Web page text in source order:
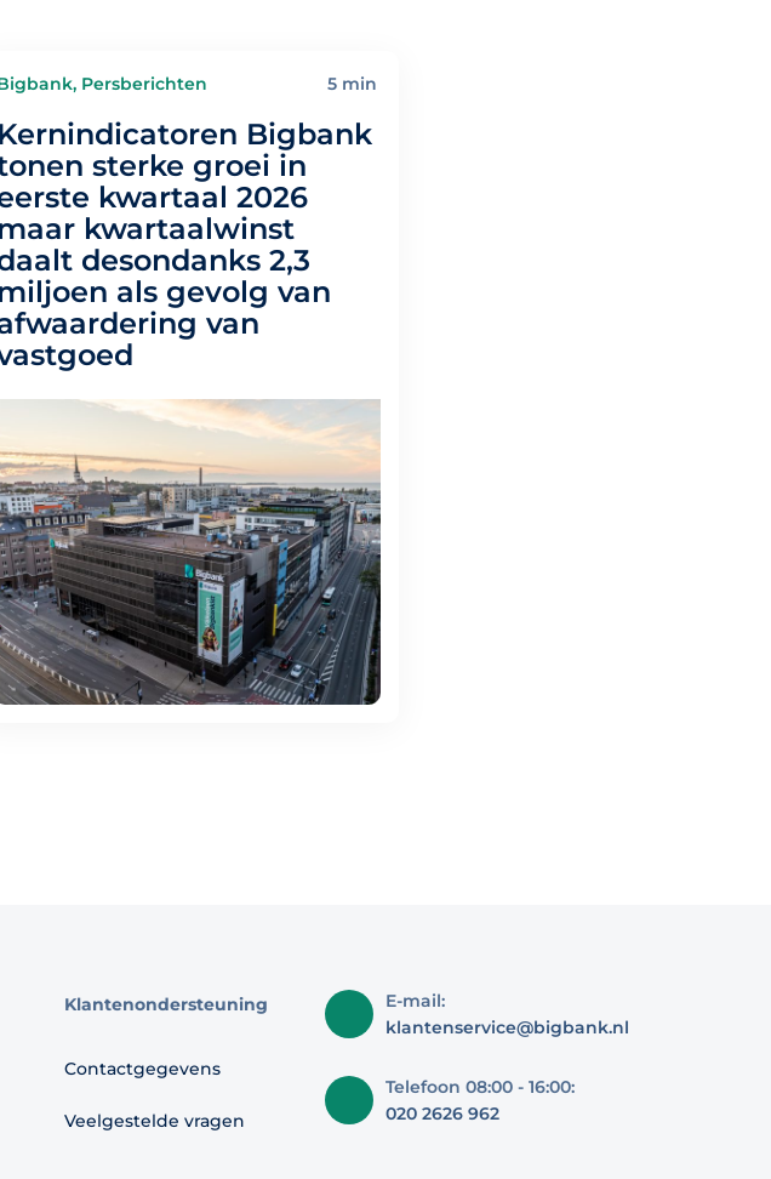
Persberichten 5 min
Kernindicatoren Bigbank
sterke groei in
kwartaal 2026
maar kwartaalwinst
desondanks 2,3
miljoen als gevolg van
van
Klantenondersteuning
Contactgegevens
Veelgestelde vragen
E-mail:
klantenservice@bigbank.nl
Telefoon 08:00 - 16:00:
020 2626 962